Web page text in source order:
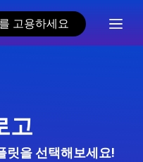
고용하세요
고
릿을 선택해보세요!